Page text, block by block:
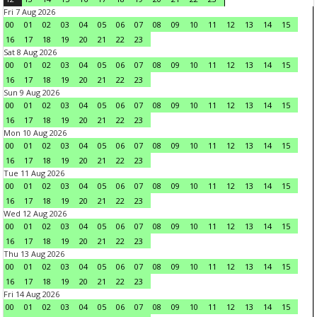
Fri 7 Aug 2026
00
01 02 03 04 05 06 07 08 09 10 11 12 13 14
15
16
17 18 19 20 21 22
23
Sat 8 Aug 2026
00
01 02 03 04 05 06 07 08 09 10 11 12 13 14
15
16
17 18 19 20 21 22
23
Sun 9 Aug 2026
00
01 02 03 04 05 06 07 08 09 10 11 12 13 14
15
16
17 18 19 20 21 22
23
Mon 10 Aug 2026
00
01 02 03 04 05 06 07 08 09 10 11 12 13 14
15
16
17 18 19 20 21 22
23
Tue 11 Aug 2026
00
01 02 03 04 05 06 07 08 09 10 11 12 13 14
15
16
17 18 19 20 21 22
23
Wed 12 Aug 2026
00
01 02 03 04 05 06 07 08 09 10 11 12 13 14
15
16
17 18 19 20 21 22
23
Thu 13 Aug 2026
00
01 02 03 04 05 06 07 08 09 10 11 12 13 14
15
16
17 18 19 20 21 22
23
Fri 14 Aug 2026
00
01 02 03 04 05 06 07 08 09 10 11 12 13 14
15